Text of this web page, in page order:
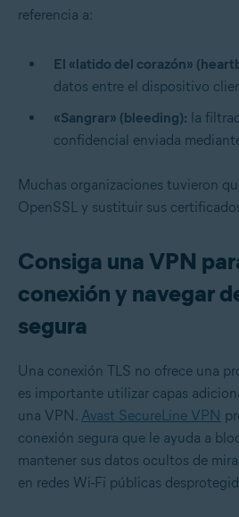
referencia a:
El «latido del corazón»
datos entre el dispositivo
«Sangrar» (bleeding): la
confidencial enviada
Muchas organizaciones tuvieron
OpenSSL y sustituir sus
Consiga una VPN
conexión y navegar
segura
Una conexión TLS no ofrece una
es importante utilizar capas
una VPN. Avast SecureLine VPN
conexión segura que le ayuda a
mantener sus datos ocultos de
en redes Wi-Fi públicas